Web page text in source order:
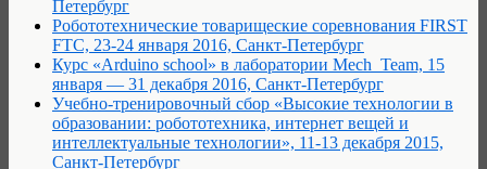
Петербург
Робототехнические товарищеские соревнования FIRST
FTC, 23-24 января 2016, Санкт-Петербург
Курс «Arduino school» в лаборатории Mech_Team, 15
января — 31 декабря 2016, Санкт-Петербург
Учебно-тренировочный сбор «Высокие технологии в
образовании: робототехника, интернет вещей и
интеллектуальные технологии», 11-13 декабря 2015,
Санкт-Петербург